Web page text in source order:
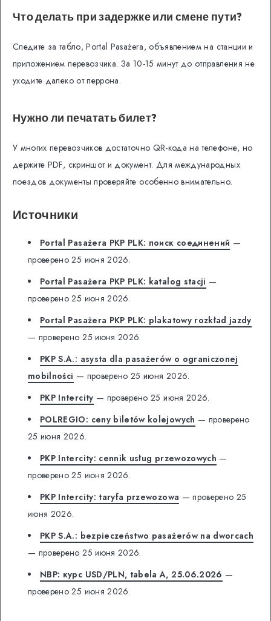
Что делать при задержке или смене пути?
Следите за табло, Portal Pasażera, объявлением на станции и
приложением перевозчика. За 10-15 минут до отправления не
уходите далеко от перрона.
Нужно ли печатать билет?
У многих перевозчиков достаточно QR-кода на телефоне, но
держите PDF, скриншот и документ. Для международных
поездов документы проверяйте особенно внимательно.
Источники
Portal Pasażera PKP PLK: поиск соединений —
проверено 25 июня 2026.
Portal Pasażera PKP PLK: katalog stacji —
проверено 25 июня 2026.
Portal Pasażera PKP PLK: plakatowy rozkład jazdy
— проверено 25 июня 2026.
PKP S.A.: asysta dla pasażerów o ograniczonej
mobilności — проверено 25 июня 2026.
PKP Intercity — проверено 25 июня 2026.
POLREGIO: ceny biletów kolejowych — проверено
25 июня 2026.
PKP Intercity: cennik usług przewozowych —
проверено 25 июня 2026.
PKP Intercity: taryfa przewozowa — проверено 25
июня 2026.
PKP S.A.: bezpieczeństwo pasażerów na dworcach
— проверено 25 июня 2026.
NBP: курс USD/PLN, tabela A, 25.06.2026 —
проверено 25 июня 2026.